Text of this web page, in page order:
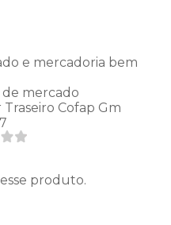
e mercadoria bem
mercado
Cofap Gm
produto.